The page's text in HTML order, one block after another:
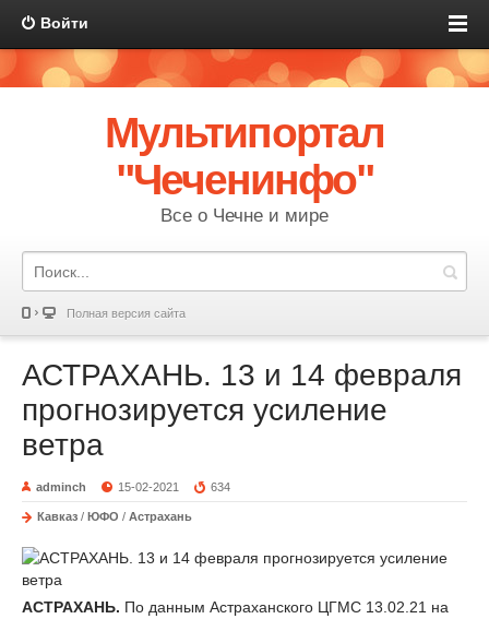
Войти
Мультипортал
"Чеченинфо"
Все о Чечне и мире
Полная версия сайта
АСТРАХАНЬ. 13 и 14 февраля
прогнозируется усиление
ветра
adminch 15-02-2021 634
Кавказ / ЮФО / Астрахань
АСТРАХАНЬ. По данным Астраханского ЦГМС 13.02.21 на